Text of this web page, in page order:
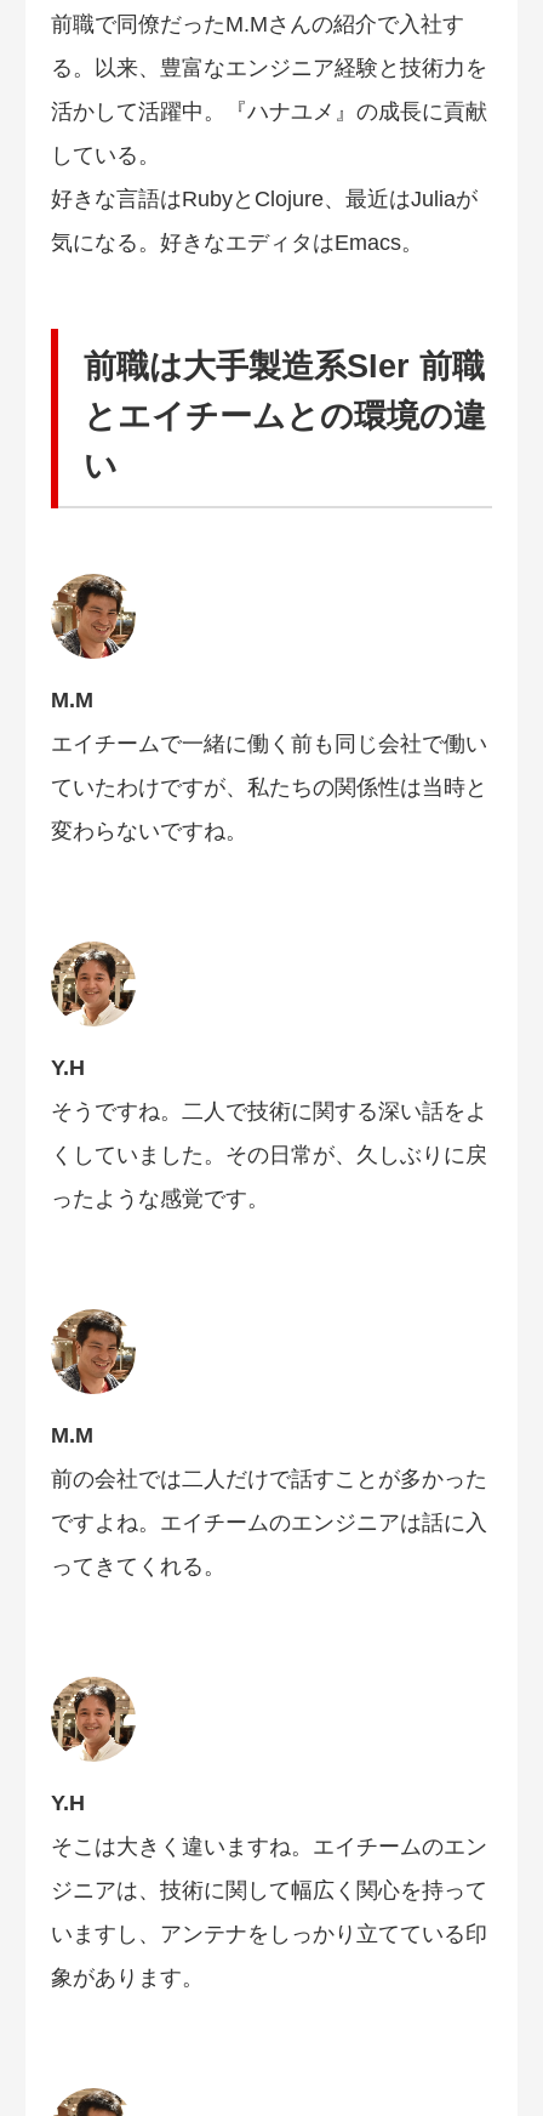
前職で同僚だったM.Mさんの紹介で入社す
る。以来、豊富なエンジニア経験と技術力を
活かして活躍中。『ハナユメ』の成長に貢献
している。
好きな言語はRubyとClojure、最近はJuliaが
気になる。好きなエディタはEmacs。
前職は大手製造系SIer 前職
とエイチームとの環境の違
い
M.M
エイチームで一緒に働く前も同じ会社で働い
ていたわけですが、私たちの関係性は当時と
変わらないですね。
Y.H
そうですね。二人で技術に関する深い話をよ
くしていました。その日常が、久しぶりに戻
ったような感覚です。
M.M
前の会社では二人だけで話すことが多かった
ですよね。エイチームのエンジニアは話に入
ってきてくれる。
Y.H
そこは大きく違いますね。エイチームのエン
ジニアは、技術に関して幅広く関心を持って
いますし、アンテナをしっかり立てている印
象があります。